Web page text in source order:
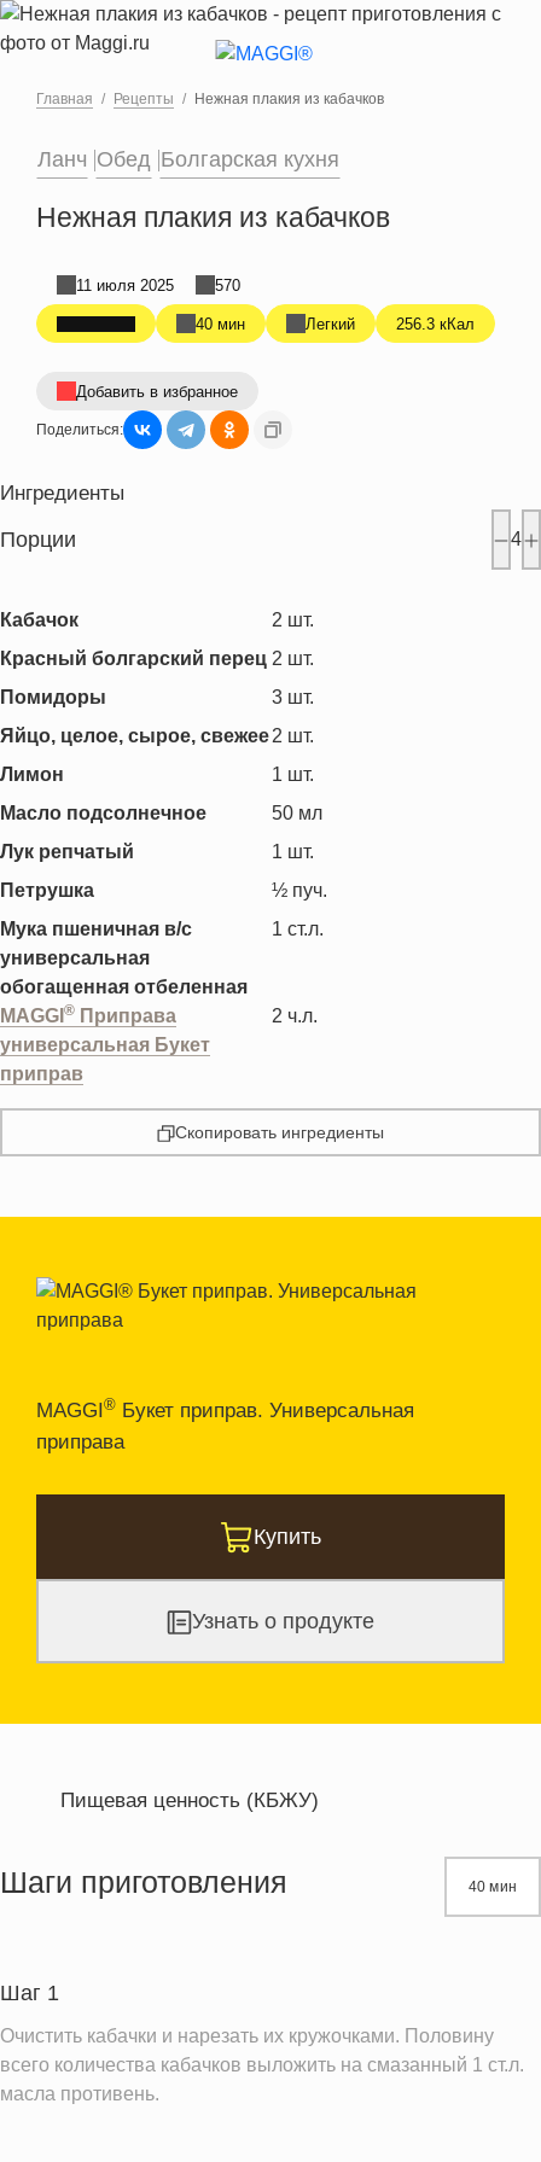
Перейти к основному содержанию
Главная Рецепты Нежная плакия из кабачков
Ланч Обед Болгарская кухня
Нежная плакия из кабачков
40 мин Легкий 256.3 кКал
11 июля 2025 570
Добавить в избранное
Поделиться:
Ингредиенты
Порции 4
Кабачок 2 шт.
Красный болгарский перец 2 шт.
Помидоры
3 шт.
Яйцо, целое, сырое, свежее2 шт.
Лимон
1 шт.
Масло подсолнечное
50 мл
Лук репчатый
1 шт.
Петрушка
½ пуч.
Мука пшеничная в/с
универсальная
обогащенная отбеленная
1 ст.л.
MAGGI ® Приправа
универсальная Букет
приправ
2 ч.л.
Скопировать ингредиенты
MAGGI® Букет приправ. Универсальная
приправа
Купить
Узнать о продукте
Пищевая ценность (КБЖУ)
Жиры
Информация для одной порции
Шаги приготовления 40 мин
Шаг 1
Очистить кабачки и нарезать их кружочками. Половину
всего количества кабачков выложить на смазанный 1 ст.л.
масла противень.